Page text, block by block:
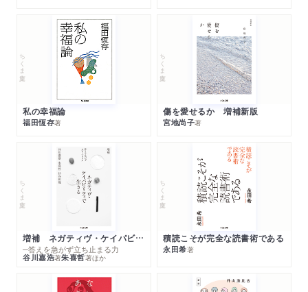
ちくま文庫
私の幸福論
福田恆存著
ちくま文庫
傷を愛せるか 増補新版
宮地尚子著
ちくま文庫
増補 ネガティヴ・ケイパビリティで生きる
─答えを急がず立ち止まる力
谷川嘉浩著朱喜哲著ほか
ちくま文庫
積読こそが完全な読書術である
永田希著